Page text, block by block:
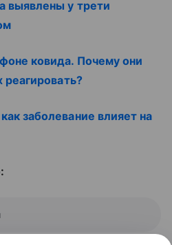
выявлены у трети
ковида. Почему они
реагировать?
заболевание влияет на